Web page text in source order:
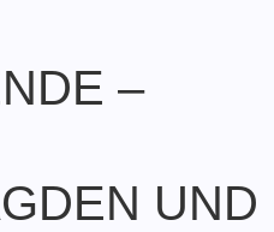
–
UND